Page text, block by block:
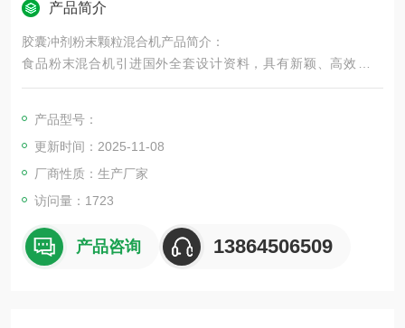
产品简介
胶囊冲剂粉末颗粒混合机产品简介：
食品粉末混合机引进国外全套设计资料，具有新颖、高效、节
能、性能*等特点。本机结构紧凑、操作简单、外形美观、占地面
产品型号：
更新时间：2025-11-08
厂商性质：生产厂家
访问量：1723
产品咨询 13864506509